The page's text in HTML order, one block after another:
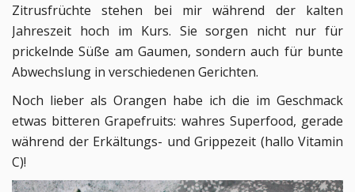
Zitrusfrüchte stehen bei mir während der kalten
Jahreszeit hoch im Kurs. Sie sorgen nicht nur für
prickelnde Süße am Gaumen, sondern auch für bunte
Abwechslung in verschiedenen Gerichten.
Noch lieber als Orangen habe ich die im Geschmack
etwas bitteren Grapefruits: wahres Superfood, gerade
während der Erkältungs- und Grippezeit (hallo Vitamin
C)!